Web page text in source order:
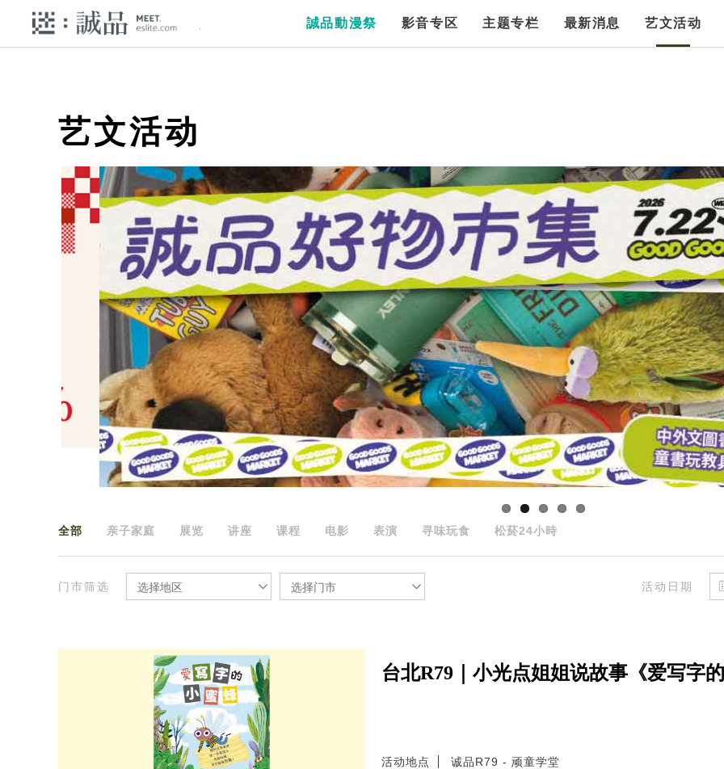
誠品動漫祭 影音专区 主题专栏 最新消息 艺文活动
艺文活动
全部 亲子家庭 展览 讲座 课程 电影 表演 寻味玩食 松菸24小時
门市筛选 选择地区 选择门市 活动日期
台北R79｜小光点姐姐说故事《爱写字的
活动地点
诚品R79 - 顽童学堂